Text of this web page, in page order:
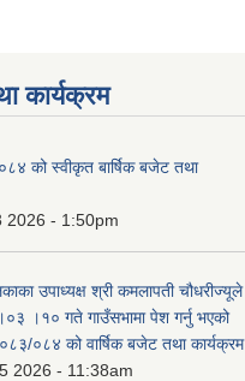
कार्यक्रम
को स्वीकृत बार्षिक बजेट तथा
2026 - 1:50pm
उपाध्यक्ष श्री कमलापती चौधरीज्यूले
।१० गते गाउँसभामा पेश गर्नु भएको
०८४ को वार्षिक बजेट तथा कार्यक्रम
2026 - 11:38am